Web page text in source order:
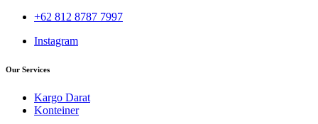
+62 812 8787 7997
Instagram
Our Services
Kargo Darat
Konteiner